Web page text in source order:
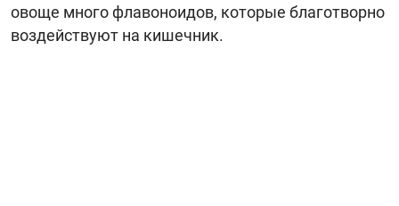
овоще много флавоноидов, которые благотворно
воздействуют на кишечник.